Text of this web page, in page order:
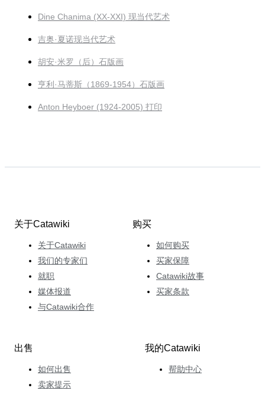
Dine Chanima (XX-XXI) 现当代艺术
吉奥·夏诺现当代艺术
胡安·米罗（后）石版画
亨利·马蒂斯（1869-1954）石版画
Anton Heyboer (1924-2005) 打印
关于Catawiki
关于Catawiki
我们的专家们
就职
媒体报道
与Catawiki合作
购买
如何购买
买家保障
Catawiki故事
买家条款
出售
如何出售
卖家提示
我的Catawiki
帮助中心